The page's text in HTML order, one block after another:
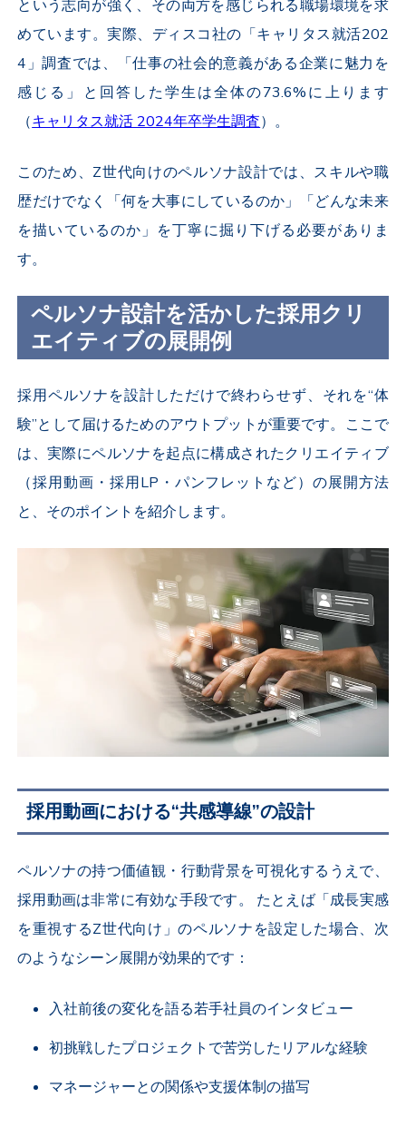
という志向が強く、その両方を感じられる職場環境を求
めています。実際、ディスコ社の「キャリタス就活202
4」調査では、「仕事の社会的意義がある企業に魅力を
感じる」と回答した学生は全体の73.6%に上ります
（キャリタス就活 2024年卒学生調査）。
このため、Z世代向けのペルソナ設計では、スキルや職
歴だけでなく「何を大事にしているのか」「どんな未来
を描いているのか」を丁寧に掘り下げる必要がありま
す。
ペルソナ設計を活かした採用クリ
エイティブの展開例
採用ペルソナを設計しただけで終わらせず、それを“体
験”として届けるためのアウトプットが重要です。ここで
は、実際にペルソナを起点に構成されたクリエイティブ
（採用動画・採用LP・パンフレットなど）の展開方法
と、そのポイントを紹介します。
採用動画における“共感導線”の設計
ペルソナの持つ価値観・行動背景を可視化するうえで、
採用動画は非常に有効な手段です。 たとえば「成長実感
を重視するZ世代向け」のペルソナを設定した場合、次
のようなシーン展開が効果的です：
入社前後の変化を語る若手社員のインタビュー
初挑戦したプロジェクトで苦労したリアルな経験
マネージャーとの関係や支援体制の描写